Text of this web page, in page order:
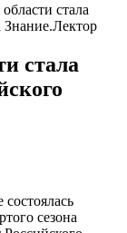
стала
Знание.Лектор
стала
сезона